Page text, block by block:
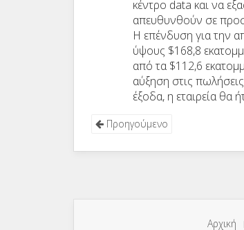
κέντρο data και να
απευθυνθούν σε
Η επένδυση για την
ύψους $168,8
από τα $112,6
αύξηση στις
έξοδα, η εταιρεία θα
Προηγούμενο
Αρχική